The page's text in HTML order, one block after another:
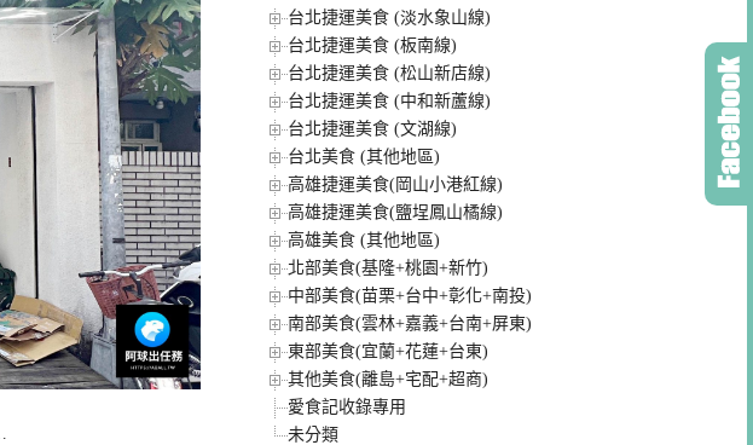
台北捷運美食 (淡水象山線)
台北捷運美食 (板南線)
台北捷運美食 (松山新店線)
台北捷運美食 (中和新蘆線)
台北捷運美食 (文湖線)
台北美食 (其他地區)
高雄捷運美食(岡山小港紅線)
高雄捷運美食(鹽埕鳳山橘線)
高雄美食 (其他地區)
北部美食(基隆+桃園+新竹)
中部美食(苗栗+台中+彰化+南投)
南部美食(雲林+嘉義+台南+屏東)
東部美食(宜蘭+花蓮+台東)
其他美食(離島+宅配+超商)
愛食記收錄專用
未分類